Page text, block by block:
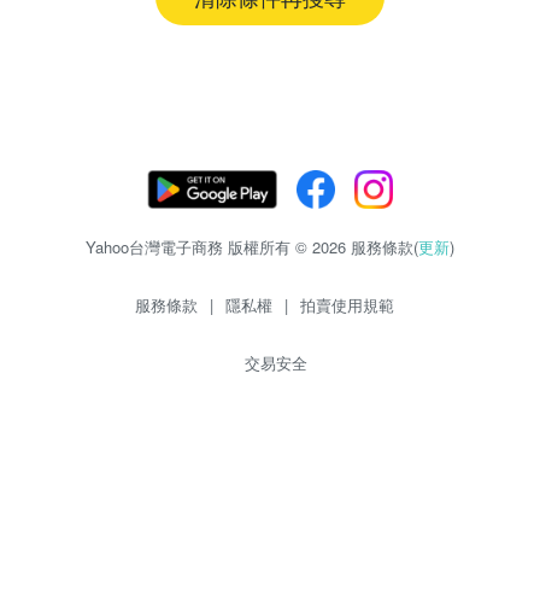
Yahoo台灣電子商務 版權所有 © 2026 服務條款(更新)
服務條款 | 隱私權 | 拍賣使用規範
交易安全